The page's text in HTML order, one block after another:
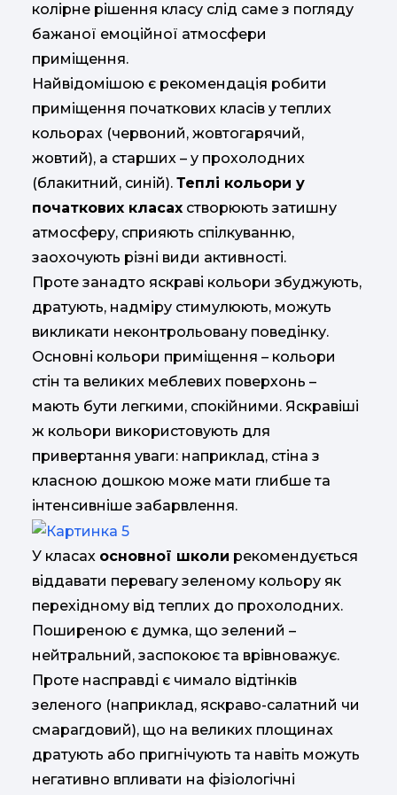
колірне рішення класу слід саме з погляду
бажаної емоційної атмосфери
приміщення.
Найвідомішою є рекомендація робити
приміщення початкових класів у теплих
кольорах (червоний, жовтогарячий,
жовтий), а старших – у прохолодних
(блакитний, синій). Теплі кольори у
початкових класах створюють затишну
атмосферу, сприяють спілкуванню,
заохочують різні види активності.
Проте занадто яскраві кольори збуджують,
дратують, надміру стимулюють, можуть
викликати неконтрольовану поведінку.
Основні кольори приміщення – кольори
стін та великих меблевих поверхонь –
мають бути легкими, спокійними. Яскравіші
ж кольори використовують для
привертання уваги: наприклад, стіна з
класною дошкою може мати глибше та
інтенсивніше забарвлення.
У класах основної школи рекомендується
віддавати перевагу зеленому кольору як
перехідному від теплих до прохолодних.
Поширеною є думка, що зелений –
нейтральний, заспокоює та врівноважує.
Проте насправді є чимало відтінків
зеленого (наприклад, яскраво-салатний чи
смарагдовий), що на великих площинах
дратують або пригнічують та навіть можуть
негативно впливати на фізіологічні